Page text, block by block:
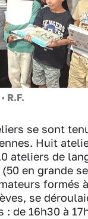
R.F.
se sont
Huit
ateliers de
en grande
formés
se
: de 16h30 à